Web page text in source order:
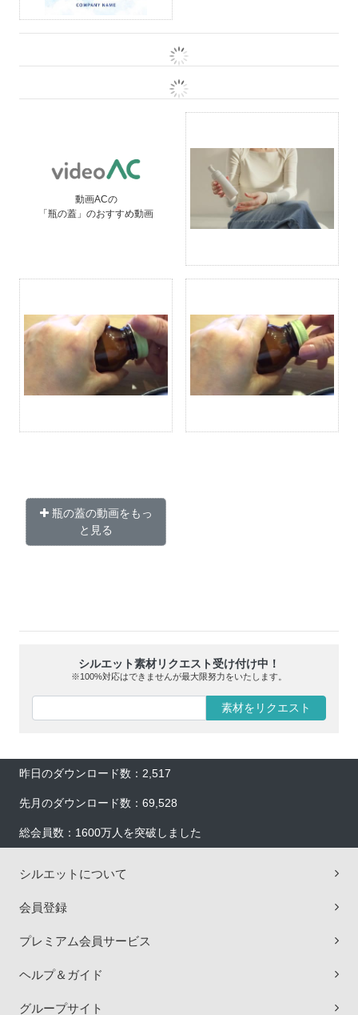
動画ACの
「瓶の蓋」のおすすめ動画
瓶の蓋の動画をもっ
と見る
シルエット素材リクエスト受け付け中！
※100%対応はできませんが最大限努力をいたします。
素材をリクエスト
昨日のダウンロード数：2,517
先月のダウンロード数：69,528
総会員数：1600万人を突破しました
シルエットについて
会員登録
プレミアム会員サービス
ヘルプ＆ガイド
グループサイト